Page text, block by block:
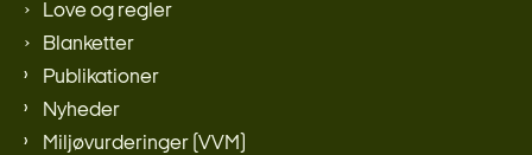
Love og regler
Blanketter
Publikationer
Nyheder
Miljøvurderinger (VVM)